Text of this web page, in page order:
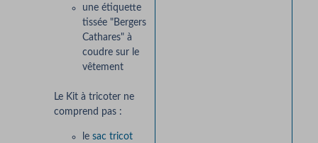
une étiquette
tissée "Bergers
Cathares" à
coudre sur le
vêtement
Le Kit à tricoter ne
comprend pas :
le sac tricot